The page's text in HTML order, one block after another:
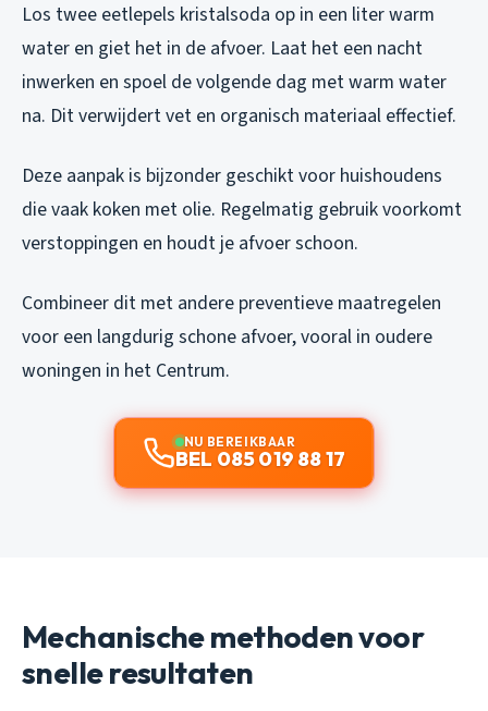
Los twee eetlepels kristalsoda op in een liter warm
water en giet het in de afvoer. Laat het een nacht
inwerken en spoel de volgende dag met warm water
na. Dit verwijdert vet en organisch materiaal effectief.
Deze aanpak is bijzonder geschikt voor huishoudens
die vaak koken met olie. Regelmatig gebruik voorkomt
verstoppingen en houdt je afvoer schoon.
Combineer dit met andere preventieve maatregelen
voor een langdurig schone afvoer, vooral in oudere
woningen in het Centrum.
NU BEREIKBAAR
BEL 085 019 88 17
Mechanische methoden voor
snelle resultaten